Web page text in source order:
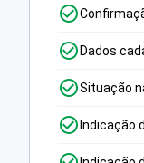
Dados
Situação
Indicação